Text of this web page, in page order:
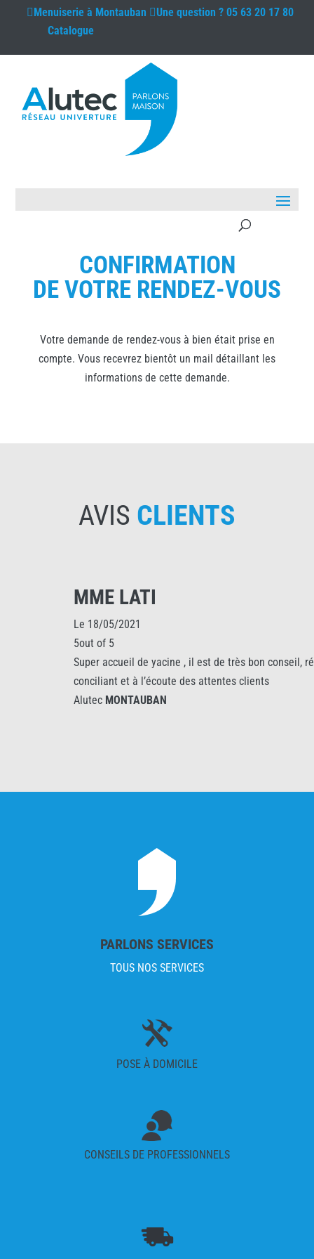
Menuiserie à Montauban Une question ?05 63 20 17 80
Catalogue
CONFIRMATION
DE VOTRE RENDEZ-VOUS
Votre demande de rendez-vous à bien était prise en
compte. Vous recevrez bientôt un mail détaillant les
informations de cette demande.
AVIS CLIENTS
MME LATI
Le 18/05/2021
Super accueil de yacine , il est de très bon conseil, réactif
conciliant et à l’écoute des attentes clients
MONTAUBAN
PARLONS SERVICES
TOUS NOS SERVICES
POSE À DOMICILE
CONSEILS DE PROFESSIONNELS